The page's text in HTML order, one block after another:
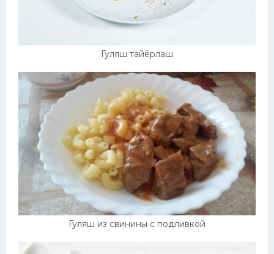
Гуляш тайёрлаш
Гуляш из свинины с подливкой